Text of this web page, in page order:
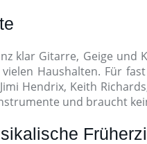
klar Gitarre, Geige und
Haushalten. Für
Hendrix, Keith
und braucht